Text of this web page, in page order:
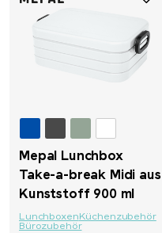
Mepal Lunchbox
Take-a-break Midi aus
Kunststoff 900 ml
LunchboxenKüchenzubehör
Bürozubehör